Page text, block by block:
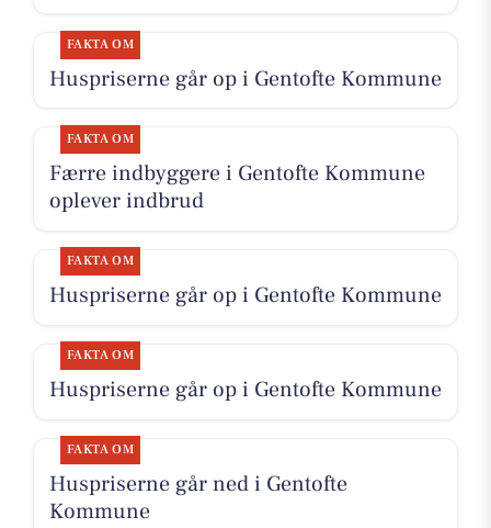
FAKTA OM
Huspriserne går op i Gentofte Kommune
FAKTA OM
Færre indbyggere i Gentofte Kommune
oplever indbrud
FAKTA OM
Huspriserne går op i Gentofte Kommune
FAKTA OM
Huspriserne går op i Gentofte Kommune
FAKTA OM
Huspriserne går ned i Gentofte
Kommune